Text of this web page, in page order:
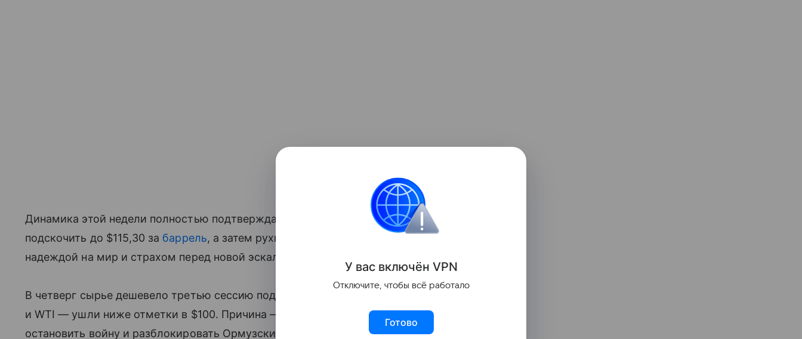
Динамика этой недели полностью подтверждает слова эксперта. ЦенаBrent
подскочить до $115,30 за баррель, а затем рухнуть до $96. Трейдеры мечутся между
надеждой на мир и страхом перед новой эскалацией.
В четверг сырье дешевело третью сессию подряд. Обе ключевые марки — Brent
и WTI — ушли ниже отметки в $100. Причина — свежие дипломатические попытки
остановить войну и разблокировать Ормузский пролив. По словам Лейтона, текущее
У вас включён VPN
Отключите, чтобы всё работало
Готово